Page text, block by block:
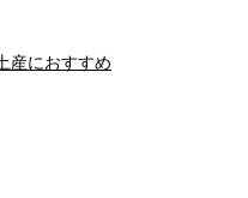
産におすすめ